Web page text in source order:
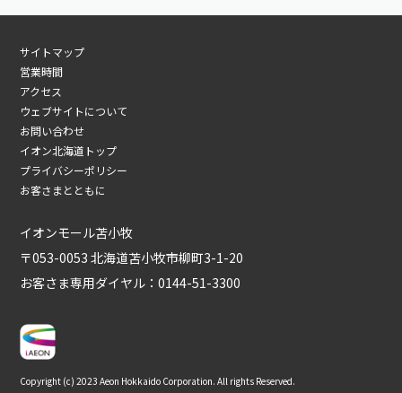
サイトマップ
営業時間
アクセス
ウェブサイトについて
お問い合わせ
イオン北海道トップ
プライバシーポリシー
お客さまとともに
イオンモール苫小牧
〒053-0053 北海道苫小牧市柳町3-1-20
お客さま専用ダイヤル：0144-51-3300
Copyright (c) 2023 Aeon Hokkaido Corporation. All rights Reserved.